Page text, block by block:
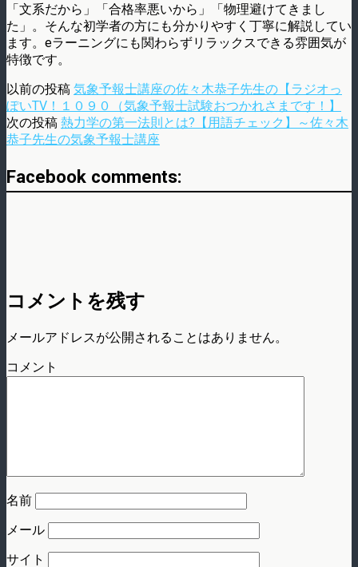
「文系だから」「合格率悪いから」「物理避けてきまし
た」。そんな初学者の方にも分かりやすく丁寧に解説してい
ます。eラーニングにも関わらずリラックスできる雰囲気が
特徴です。
以前の投稿 気象予報士講座の佐々木恭子先生の【ラジオっ
ぽいTV！１０９０（気象予報士試験おつかれさまです！】
次の投稿 熱力学の第一法則とは?【用語チェック】～佐々木
恭子先生の気象予報士講座
Facebook comments:
コメントを残す
メールアドレスが公開されることはありません。
コメント
名前
メール
サイト